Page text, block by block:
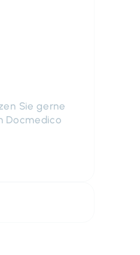
Sie gerne
Docmedico